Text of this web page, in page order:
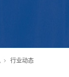
行业动态